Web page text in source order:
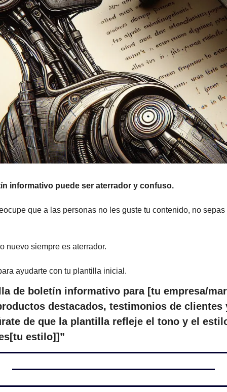
informativo puede ser aterrador y confuso.
que a las personas no les guste tu contenido, no
nuevo siempre es aterrador.
ayudarte con tu plantilla inicial.
de boletín informativo para [tu empresa/
destacados, testimonios de clientes
de que la plantilla refleje el tono y el
estilo]]”